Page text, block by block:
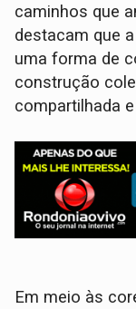
caminhos que
destacam que
uma forma de
construção
compartilhada
Em meio às